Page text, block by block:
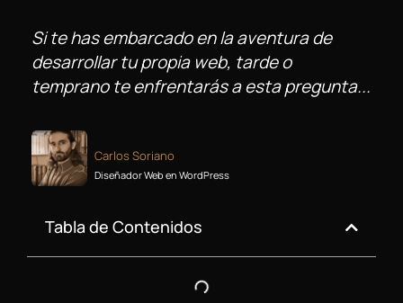
Si te has embarcado en la aventura de
desarrollar tu propia web, tarde o
temprano te enfrentarás a esta pregunta...
Carlos Soriano
Diseñador Web en WordPress
Tabla de Contenidos